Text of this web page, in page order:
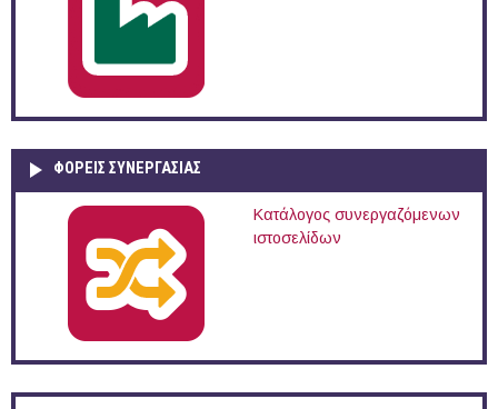
ΦΟΡΕΙΣ ΣΥΝΕΡΓΑΣΙΑΣ
Κατάλογος συνεργαζόμενων
ιστοσελίδων